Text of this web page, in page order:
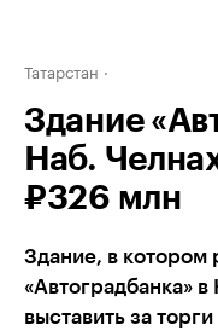
Татарстан
Здание
Наб.
₽326 млн
Здание, в котором
«Автоградбанка»
выставить за